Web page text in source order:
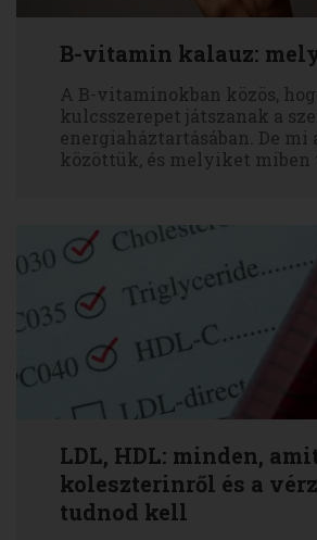
B-vitamin kalauz:
A B-vitaminokban közös,
kulcsszerepet játszanak a
energiaháztartásában. De mi
közöttük, és melyiket miben
LDL, HDL: minden,
koleszterinről és a
tudnod kell